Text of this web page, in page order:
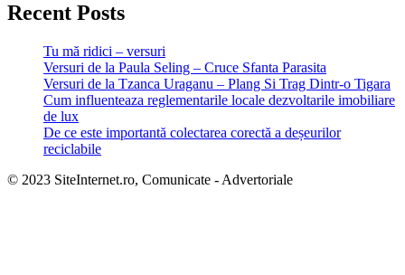
Recent Posts
Tu mă ridici – versuri
Versuri de la Paula Seling – Cruce Sfanta Parasita
Versuri de la Tzanca Uraganu – Plang Si Trag Dintr-o Tigara
Cum influenteaza reglementarile locale dezvoltarile imobiliare
de lux
De ce este importantă colectarea corectă a deșeurilor
reciclabile
© 2023 SiteInternet.ro, Comunicate - Advertoriale